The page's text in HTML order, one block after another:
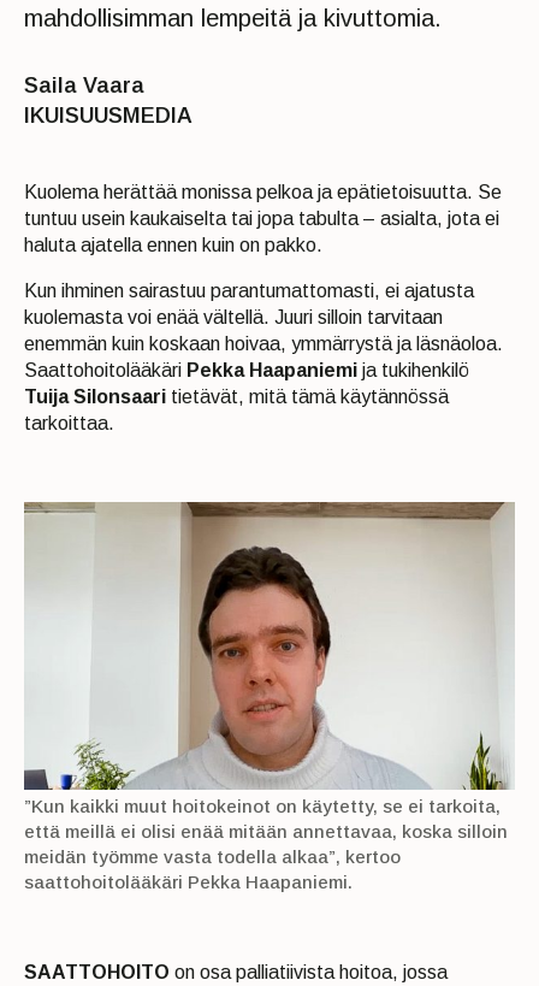
mahdollisimman lempeitä ja kivuttomia.
Saila Vaara
IKUISUUSMEDIA
Kuolema herättää monissa pelkoa ja epätietoisuutta. Se
tuntuu usein kaukaiselta tai jopa tabulta – asialta, jota ei
haluta ajatella ennen kuin on pakko.
Kun ihminen sairastuu parantumattomasti, ei ajatusta
kuolemasta voi enää vältellä. Juuri silloin tarvitaan
enemmän kuin koskaan hoivaa, ymmärrystä ja läsnäoloa.
Saattohoitolääkäri Pekka Haapaniemi ja tukihenkilö
Tuija Silonsaari tietävät, mitä tämä käytännössä
tarkoittaa.
”Kun kaikki muut hoitokeinot on käytetty, se ei tarkoita,
että meillä ei olisi enää mitään annettavaa, koska silloin
meidän työmme vasta todella alkaa”, kertoo
saattohoitolääkäri Pekka Haapaniemi.
SAATTOHOITO on osa palliatiivista hoitoa, jossa